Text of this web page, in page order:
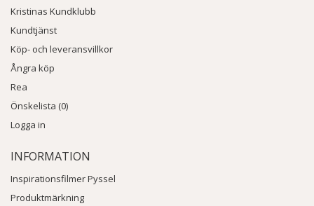
Kristinas Kundklubb
Kundtjänst
Köp- och leveransvillkor
Ångra köp
Rea
Önskelista (0)
Logga in
INFORMATION
Inspirationsfilmer Pyssel
Produktmärkning